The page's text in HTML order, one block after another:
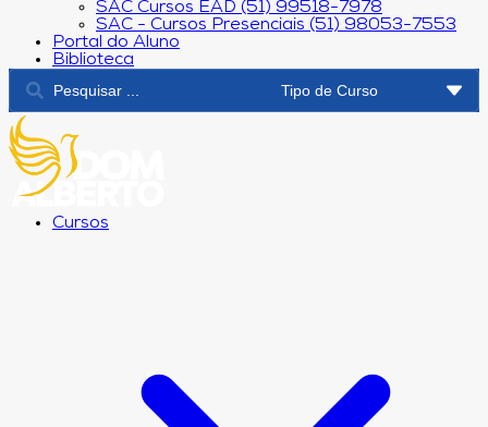
SAC Cursos EAD (51) 99518-7978
SAC - Cursos Presenciais (51) 98053-7553
Portal do Aluno
Biblioteca
Cursos